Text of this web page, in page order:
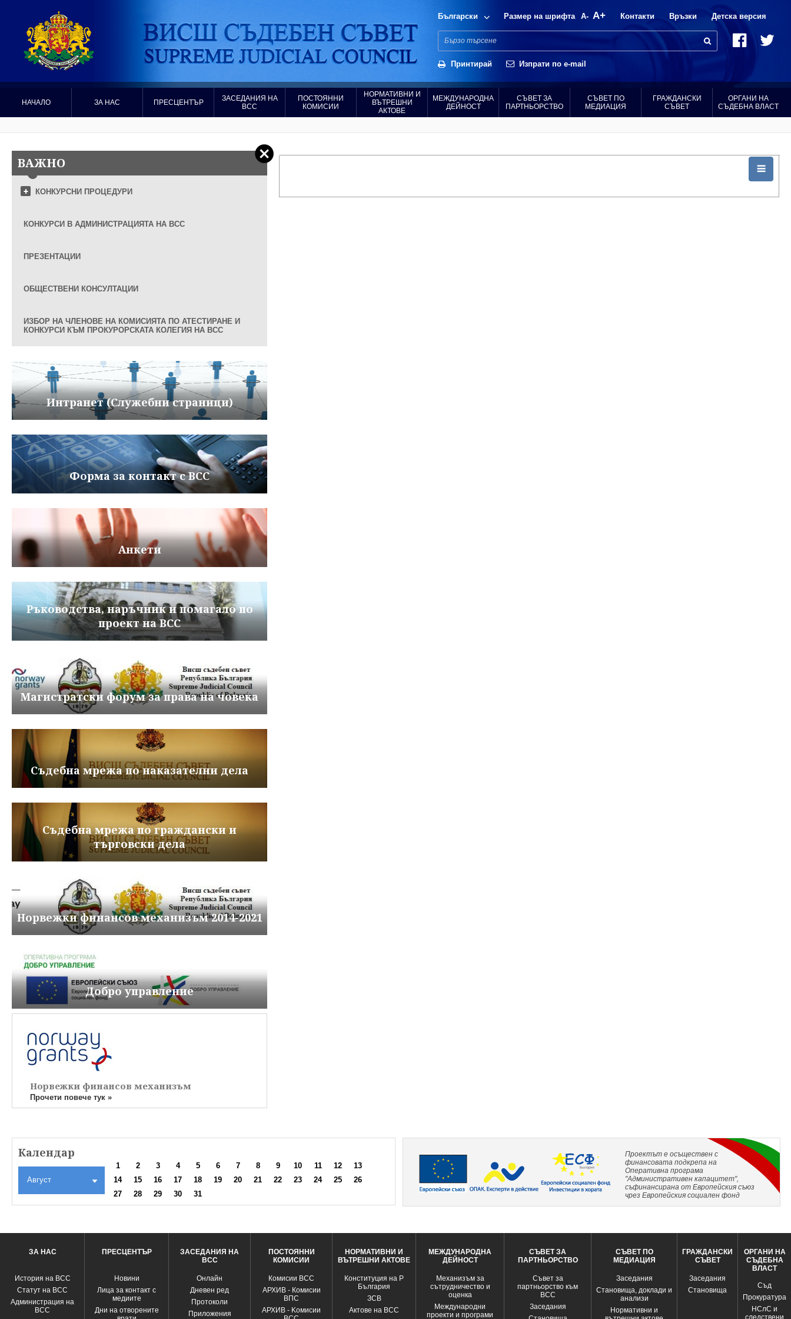
Български Размер на шрифта A- A+ Контакти Връзки Детска версия
Принтирай Изпрати по e-mail
НАЧАЛО ЗА НАС ПРЕСЦЕНТЪР
ЗАСЕДАНИЯ НА
ВСС
ПОСТОЯННИ
КОМИСИИ
НОРМАТИВНИ И
ВЪТРЕШНИ
АКТОВЕ
МЕЖДУНАРОДНА
ДЕЙНОСТ
СЪВЕТ ЗА
ПАРТНЬОРСТВО
СЪВЕТ ПО
МЕДИАЦИЯ
ГРАЖДАНСКИ
СЪВЕТ
ОРГАНИ НА
СЪДЕБНА ВЛАСТ
ВАЖНО
КОНКУРСНИ ПРОЦЕДУРИ
КОНКУРСИ В АДМИНИСТРАЦИЯТА НА ВСС
ПРЕЗЕНТАЦИИ
ОБЩЕСТВЕНИ КОНСУЛТАЦИИ
ИЗБОР НА ЧЛЕНОВЕ НА КОМИСИЯТА ПО АТЕСТИРАНЕ И
КОНКУРСИ КЪМ ПРОКУРОРСКАТА КОЛЕГИЯ НА ВСС
Интранет (Служебни страници)
Форма за контакт с ВСС
Анкети
Ръководства, наръчник и помагало по
проект на ВСС
Магистратски форум за права на човека
Съдебна мрежа по наказателни дела
Съдебна мрежа по граждански и
търговски дела
Норвежки финансов механизъм 2014-2021
Добро управление
Норвежки финансов механизъм
Прочети повече тук »
Календар
Август
1 2 3 4 5 6 7 8 9 10 11 12
13
14
15 16 17 18 19 20 21 22 23 24 25
26
27
28 29 30 31
Проектът е осъществен с
финансовата подкрепа на
Оперативна програма
"Административен капацитет",
съфинансирана от Европейския съюз
чрез Европейския социален фонд
ЗА НАС
История на ВСС
Статут на ВСС
Администрация на
ВСС
ПРЕСЦЕНТЪР
Новини
Лица за контакт с
медиите
Дни на отворените
ЗАСЕДАНИЯ НА
ВСС
Oнлайн
Дневен ред
Протоколи
Приложения
ПОСТОЯННИ
КОМИСИИ
Комисии ВСС
АРХИВ - Комисии
ВПС
АРХИВ - Kомисии
НОРМАТИВНИ И
ВЪТРЕШНИ АКТОВЕ
Конституция на Р
България
ЗСВ
Актове на ВСС
МЕЖДУНАРОДНА
ДЕЙНОСТ
Механизъм за
сътрудничество и
оценка
Международни
проекти и програми
СЪВЕТ ЗА
ПАРТНЬОРСТВО
Съвет за
партньорство към
ВСС
Заседания
СЪВЕТ ПО
МЕДИАЦИЯ
Заседания
Становища, доклади и
анализи
Нормативни и
ГРАЖДАНСКИ
СЪВЕТ
Заседания
Становища
ОРГАНИ НА
СЪДЕБНА
ВЛАСТ
Съд
Прокуратура
НСлС и
следствени